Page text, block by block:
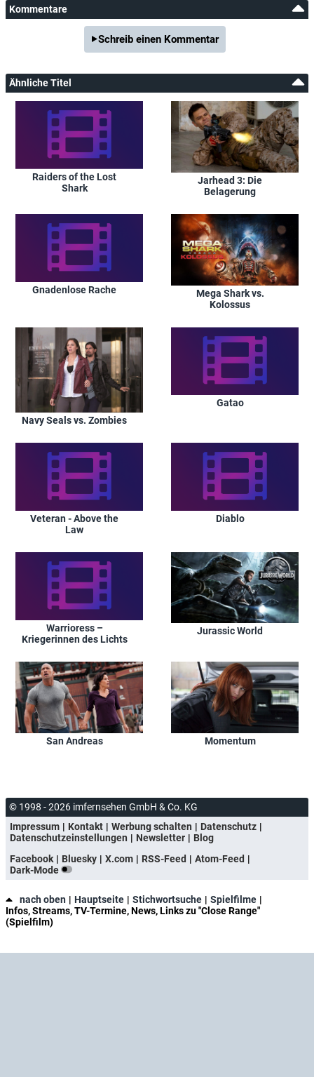
Kommentare
Schreib einen Kommentar
Ähnliche Titel
Raiders of the Lost
Shark
Jarhead 3: Die
Belagerung
Gnadenlose Rache
Mega Shark vs.
Kolossus
Navy Seals vs. Zombies
Gatao
Veteran - Above the
Law
Diablo
Warrioress –
Kriegerinnen des Lichts
Jurassic World
San Andreas Momentum
© 1998 - 2026 imfernsehen GmbH & Co. KG
Impressum
Kontakt Werbung schalten
Datenschutz
Datenschutzeinstellungen
Newsletter
Blog
Facebook
Bluesky X.com RSS-Feed
Atom-Feed
Dark-Mode
nach oben Hauptseite Stichwortsuche
Spielfilme
Infos, Streams, TV-Termine, News, Links zu "Close Range"
(Spielfilm)